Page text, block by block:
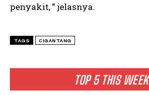
TOP 5 THIS WEEK
penyakit, ” jelasnya.
TAGS CIGANTANG